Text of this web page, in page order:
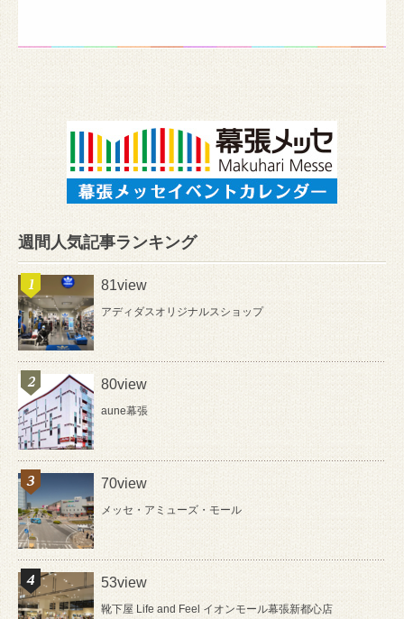
週間人気記事ランキング
81view
アディダスオリジナルスショップ
80view
aune幕張
70view
メッセ・アミューズ・モール
53view
靴下屋 Life and Feel イオンモール幕張新都心店